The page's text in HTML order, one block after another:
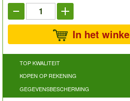
In het
TOP KWALITEIT
KOPEN OP REKENING
GEGEVENSBESCHERMING